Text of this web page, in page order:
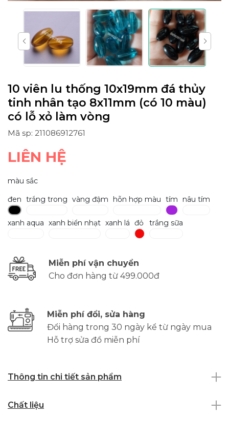
10 viên lu thống 10x19mm đá thủy
tinh nhân tạo 8x11mm (có 10 màu)
có lỗ xỏ làm vòng
Mã sp: 211086912761
LIÊN HỆ
màu sắc
đen trắng trong vàng đậm hỗn hợp màu tím nâu tím
xanh aqua xanh biển nhạt xanh lá đỏ trắng sữa
Miễn phí vận chuyển
Cho đơn hàng từ 499.000đ
Miễn phí đổi, sửa hàng
Đổi hàng trong 30 ngày kể từ ngày mua
Hỗ trợ sửa đồ miễn phí
Thông tin chi tiết sản phẩm
Chất liệu